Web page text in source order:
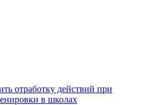
отработку действий при
в школах